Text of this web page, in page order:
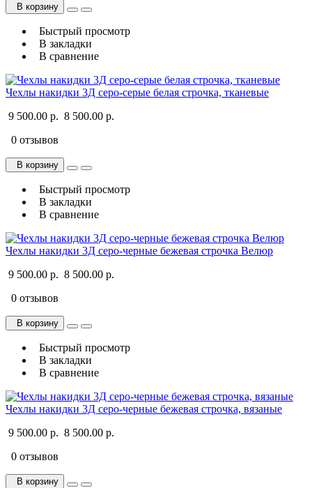
В корзину
Быстрый просмотр
В закладки
В сравнение
Чехлы накидки 3Д серо-серые белая строчка, тканевые
9 500.00 р. 8 500.00 р.
0 отзывов
В корзину
Быстрый просмотр
В закладки
В сравнение
Чехлы накидки 3Д серо-черные бежевая строчка Велюр
9 500.00 р. 8 500.00 р.
0 отзывов
В корзину
Быстрый просмотр
В закладки
В сравнение
Чехлы накидки 3Д серо-черные бежевая строчка, вязаные
9 500.00 р. 8 500.00 р.
0 отзывов
В корзину